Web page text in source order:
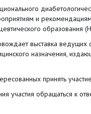
и
образования
выставка
назначения,
принять
участия обращаться к